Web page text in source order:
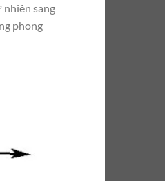
nhiên sang
phong